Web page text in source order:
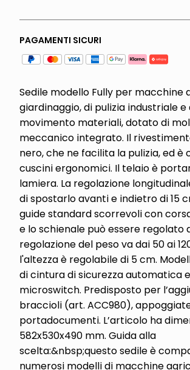
PAGAMENTI SICURI
Sedile modello Fully per macchine
giardinaggio, di pulizia industriale e
movimento materiali, dotato di
meccanico integrato. Il
nero, che ne facilita la pulizia, ed è
cuscini ergonomici. Il telaio è
lamiera. La regolazione
di spostarlo avanti e indietro di 15
guide standard scorrevoli con
e lo schienale può essere regolato
regolazione del peso va dai 50 ai
l'altezza è regolabile di 5 cm.
di cintura di sicurezza automatica
microswitch. Predisposto per
braccioli (art. ACC980),
portadocumenti. L’articolo ha
582x530x490 mm. Guida alla
scelta:&nbsp;questo sedile è
numerosi modelli di macchine